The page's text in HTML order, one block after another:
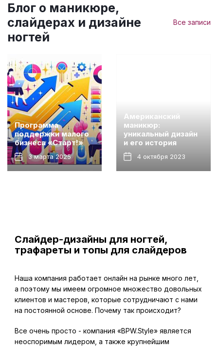
Блог о маникюре,
слайдерах и дизайне
ногтей
Все записи
Программа
поддержки малого
бизнеса «Старт!»
3 марта 2025
Американский
маникюр:
уникальный дизайн
и его история
4 октября 2023
Слайдер-дизайны для ногтей,
трафареты и топы для слайдеров
Наша компания работает онлайн на рынке много лет,
а поэтому мы имеем огромное множество довольных
клиентов и мастеров, которые сотрудничают с нами
на постоянной основе. Почему так происходит?
Все очень просто - компания «BPW.Style» является
неоспоримым лидером, а также крупнейшим